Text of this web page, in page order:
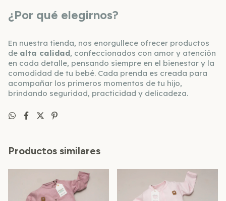
¿Por qué elegirnos?
En nuestra tienda, nos enorgullece ofrecer productos
de alta calidad, confeccionados con amor y atención
en cada detalle, pensando siempre en el bienestar y la
comodidad de tu bebé. Cada prenda es creada para
acompañar los primeros momentos de tu hijo,
brindando seguridad, practicidad y delicadeza.
Productos similares